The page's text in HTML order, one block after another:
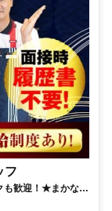
フ
も歓迎！★まかない